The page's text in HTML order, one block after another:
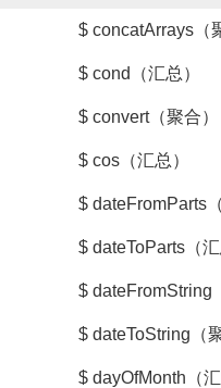
$ concatArrays（聚
$ cond（汇总）
$ convert（聚合）
$ cos（汇总）
$ dateFromParts（
$ dateToParts（汇
$ dateFromString（
$ dateToString（聚
$ dayOfMonth（汇